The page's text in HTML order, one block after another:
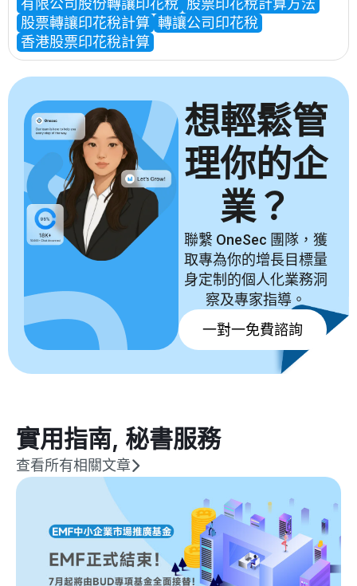
有限公司股份轉讓印花稅 股票印花稅計算方法
股票轉讓印花稅計算 轉讓公司印花稅
香港股票印花稅計算
想輕鬆管
理你的企
業？
聯繫 OneSec 團隊，獲
取專為你的增長目標量
身定制的個人化業務洞
察及專家指導。
一對一免費諮詢
實用指南, 秘書服務
查看所有相關文章